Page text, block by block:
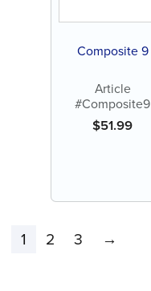
Composite 9
Article
#Composite9
$51.99
1 2 3 →